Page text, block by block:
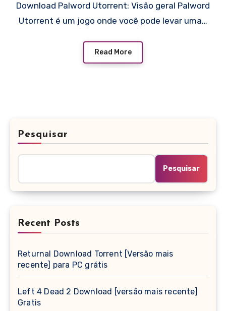
Download Palword Utorrent: Visão geral Palword
Utorrent é um jogo onde você pode levar uma…
Read More
Pesquisar
Pesquisar
Recent Posts
Returnal Download Torrent [Versão mais
recente] para PC grátis
Left 4 Dead 2 Download [versão mais recente]
Gratis